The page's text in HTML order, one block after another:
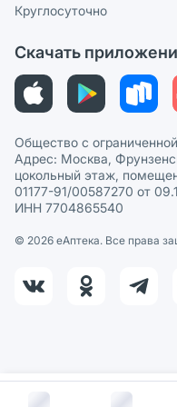
В
Политика рекомендаций
Этика и соответствие
Политика в отношении
Круглосуточно
Скачать
Общество с
Адрес: Москва,
цокольный этаж,
01177-91/00587270 от
ИНН 7704865540
© 2026 eАптека. Все права